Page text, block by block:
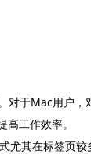
对于Mac用户，
工作效率。
尤其在标签页